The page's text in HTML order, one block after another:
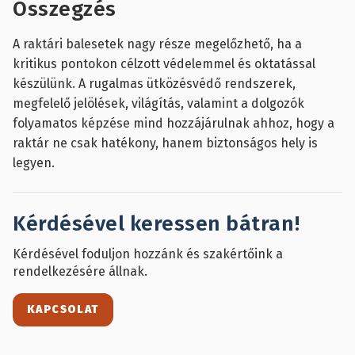
gyalogos-
járműforgalmat,
miközben
balesetmentes
és
optimalizált
munkakörnyezetet
biztosít.
gyalogosok
áthaladása
biztonságos
legyen.
fontos
a
korlátokkal
való
kompatibilitás,
az
állítható
zárósebesség.
Összegzés
A raktári balesetek nagy része megelőzhető, ha a
kritikus pontokon célzott védelemmel és oktatással
készülünk. A rugalmas ütközésvédő rendszerek,
megfelelő jelölések, világítás, valamint a dolgozók
folyamatos képzése mind hozzájárulnak ahhoz, hogy a
raktár ne csak hatékony, hanem biztonságos hely is
legyen.
Kérdésével keressen bátran!
Kérdésével foduljon hozzánk és szakértőink a
rendelkezésére állnak.
KAPCSOLAT